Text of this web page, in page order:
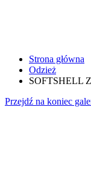
Strona główna
Odzież
SOFTSHELL
Przejdź na koniec